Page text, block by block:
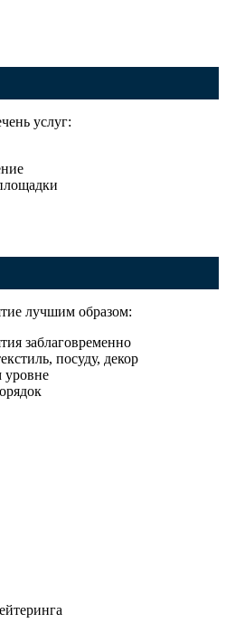
услуг:
лучшим образом:
заблаговременно
посуду, декор